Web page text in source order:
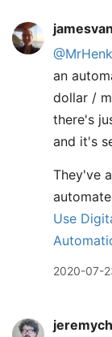
an
dollar /
there's
and it's
They've
Use
2020-07-